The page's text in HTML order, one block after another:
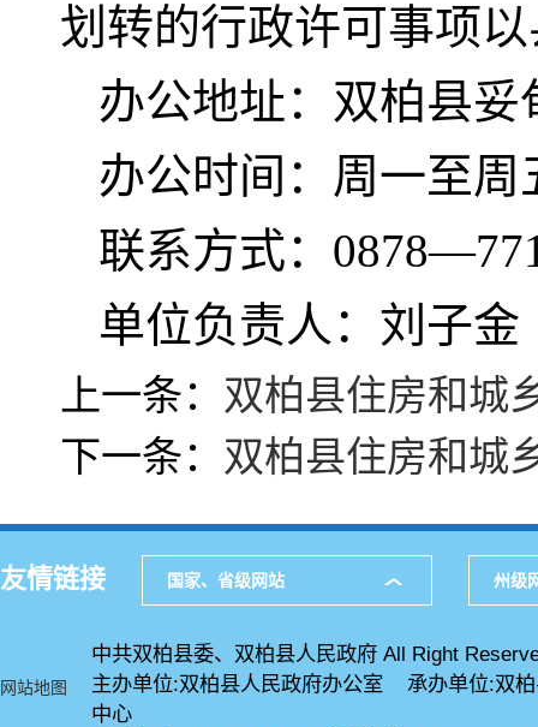
划转的行政许可事项
办公地址：双柏县妥
办公时间：周一至
联系方式：
单位负责人：刘子金
上一条： 双柏县住房和城
下一条： 双柏县住房和城
友情链接 国家、省级网站 州级
网站地图
中共双柏县委、双柏县人民政府 All Right
主办单位:双柏县人民政府办公室 承办单位:双
中心